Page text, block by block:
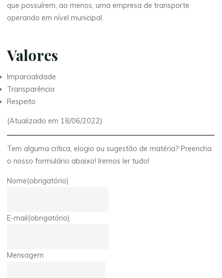
que possuírem, ao menos, uma empresa de transporte
operando em nível municipal.
Valores
Imparcialidade
Transparência
Respeito
(Atualizado em 18/06/2022)
Tem alguma crítica, elogio ou sugestão de matéria? Preencha
o nosso formulário abaixo! Iremos ler tudo!
Nome(obrigatório)
E-mail(obrigatório)
Mensagem